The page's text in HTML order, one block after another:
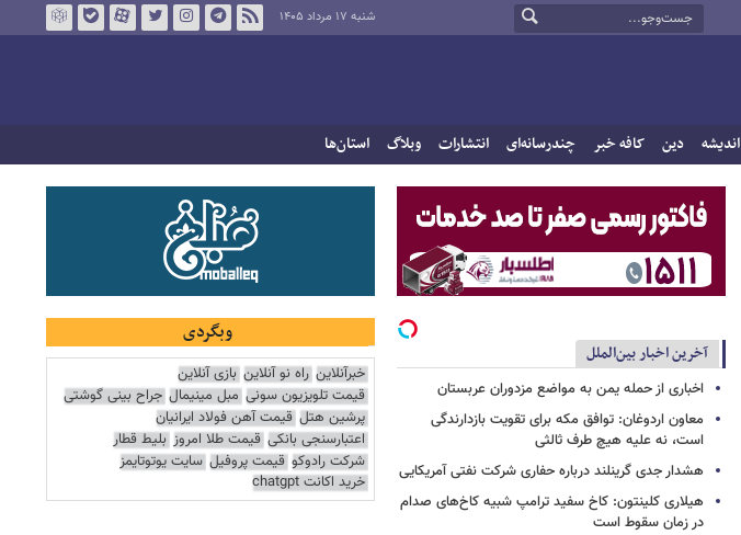
شنبه ۱۷ مرداد ۱۴۰۵
اندیشه دین کافه خبر چندرسانه‌ای انتشارات وبلاگ استان‌ها
آخرین اخبار بین‌الملل
اخباری از حمله یمن به مواضع مزدوران عربستان
معاون اردوغان: توافق مکه برای تقویت بازدارندگی
است، نه علیه هیچ طرف ثالثی
هشدار جدی گرینلند درباره حفاری شرکت نفتی آمریکایی
هیلاری کلینتون: کاخ سفید ترامپ شبیه کاخ‌های صدام
در زمان سقوط است
وبگردی
خبرآنلاین راه نو آنلاین بازی آنلاین
قیمت تلویزیون سونی مبل مینیمال جراح بینی گوشتی
پرشین هتل قیمت آهن فولاد ایرانیان
اعتبارسنجی بانکی قیمت طلا امروز بلیط قطار
شرکت رادوکو قیمت پروفیل سایت یوتوتایمز
خرید اکانت chatgpt